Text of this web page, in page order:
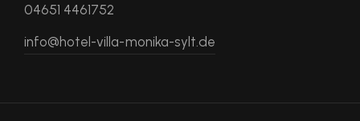
04651 4461752
info@hotel-villa-monika-sylt.de